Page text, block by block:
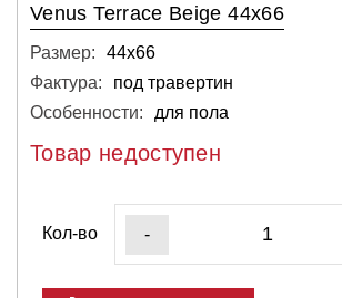
Venus Terrace Beige 44x66
Размер:
44х66
Фактура:
под травертин
Особенности:
для пола
Товар недоступен
Кол-во -